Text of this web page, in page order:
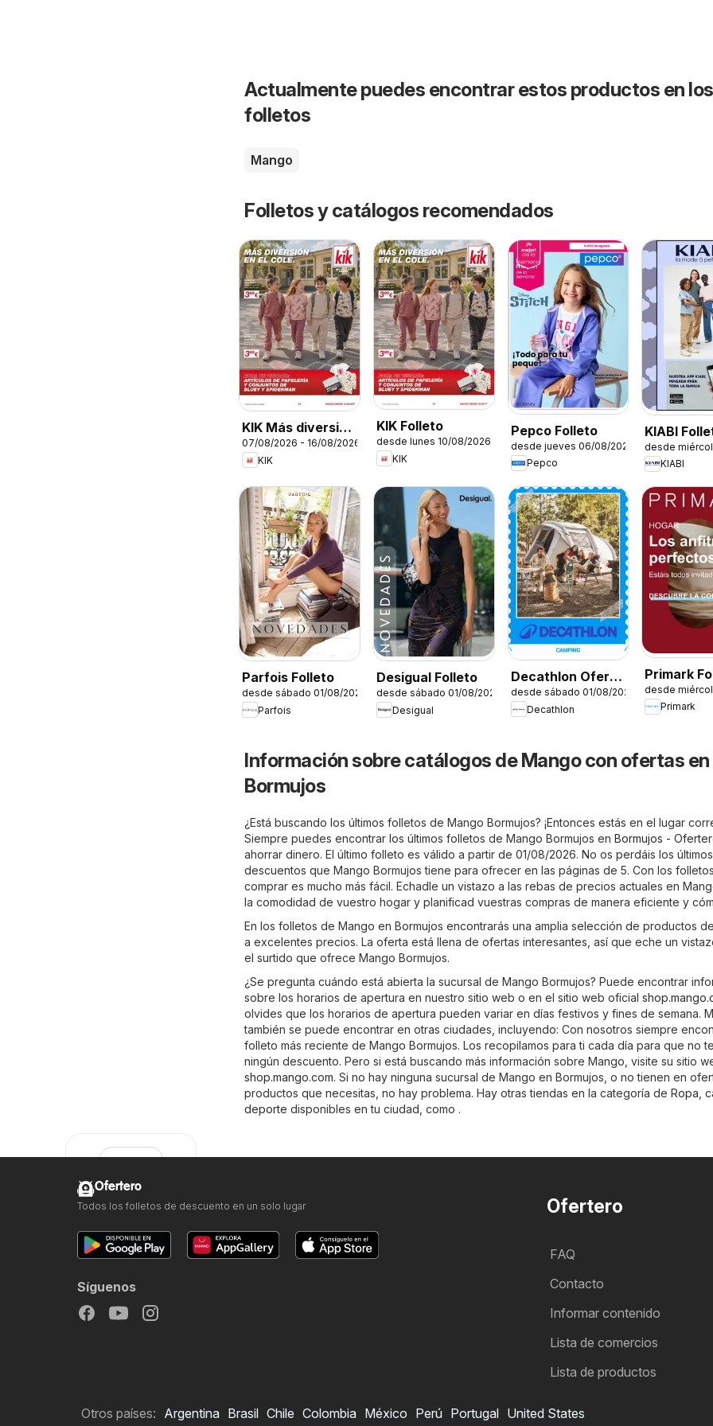
Actualmente puedes encontrar estos productos en los
folletos
Mango
Folletos y catálogos recomendados
KIK Más diversión
en el cole
07/08/2026 - 16/08/2026
KIK
KIK Folleto
desde lunes 10/08/2026
KIK
Pepco Folleto
desde jueves 06/08/2026
Pepco
KIABI
desde
KIABI
Parfois Folleto
desde sábado 01/08/2026
Parfois
Desigual Folleto
desde sábado 01/08/2026
Desigual
Decathlon Oferta
estacional
desde sábado 01/08/2026
Decathlon
Primark
Hogar
desde
Primark
Información sobre catálogos de Mango con ofertas en
Bormujos
¿Está buscando los últimos folletos de Mango Bormujos? ¡Entonces estás en el lugar
Siempre puedes encontrar los últimos folletos de Mango Bormujos en Bormujos -
ahorrar dinero. El último folleto es válido a partir de 01/08/2026. No os perdáis los últimos
descuentos que Mango Bormujos tiene para ofrecer en las páginas de 5. Con los
comprar es mucho más fácil. Echadle un vistazo a las rebas de precios actuales en
la comodidad de vuestro hogar y planificad vuestras compras de manera eficiente y
En los folletos de Mango en Bormujos encontrarás una amplia selección de productos
a excelentes precios. La oferta está llena de ofertas interesantes, así que eche un
el surtido que ofrece Mango Bormujos.
¿Se pregunta cuándo está abierta la sucursal de Mango Bormujos? Puede encontrar
sobre los horarios de apertura en nuestro sitio web o en el sitio web oficial
olvides que los horarios de apertura pueden variar en días festivos y fines de semana.
también se puede encontrar en otras ciudades, incluyendo: Con nosotros siempre
folleto más reciente de Mango Bormujos. Los recopilamos para ti cada día para que no
ningún descuento. Pero si está buscando más información sobre Mango, visite su sitio
shop.mango.com. Si no hay ninguna sucursal de Mango en Bormujos, o no tienen en
productos que necesitas, no hay problema. Hay otras tiendas en la categoría de Ropa,
deporte disponibles en tu ciudad, como .
Ofertero
FAQ
Contacto
Informar contenido
Lista de comercios
Lista de productos
Ofertero
Todos los folletos de descuento en un solo lugar
Síguenos
Otros países: Argentina Brasil Chile Colombia México Perú Portugal United States